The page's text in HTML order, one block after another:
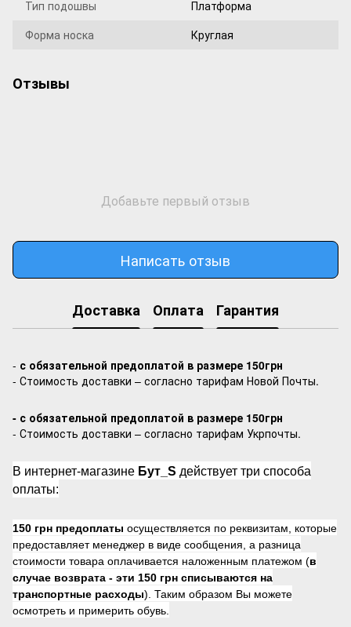
Тип подошвы
Платформа
Форма носка
Круглая
Отзывы
Добавьте первый отзыв
Написать отзыв
Доставка Оплата Гарантия
- с обязательной предоплатой в размере 150грн
- Стоимость доставки – согласно тарифам Новой Почты.
- с обязательной предоплатой в размере 150грн
- Стоимость доставки – согласно тарифам Укрпочты.
В интернет-магазине Бут_S действует три способа
оплаты:
150 грн предоплаты осуществляется по реквизитам, которые
предоставляет менеджер в виде сообщения, а разница
стоимости товара оплачивается наложенным платежом (в
случае возврата - эти 150 грн списываются на
транспортные расходы). Таким образом Вы можете
осмотреть и примерить обувь.